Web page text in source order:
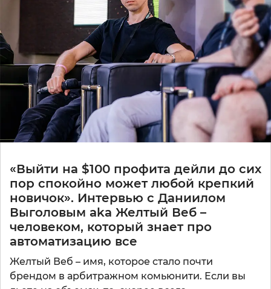
«Выйти на $100 профита дейли до сих
пор спокойно может любой крепкий
новичок». Интервью с Даниилом
Выголовым aka Желтый Веб –
человеком, который знает про
автоматизацию все
Желтый Веб – имя, которое стало почти
брендом в арбитражном комьюнити. Если вы